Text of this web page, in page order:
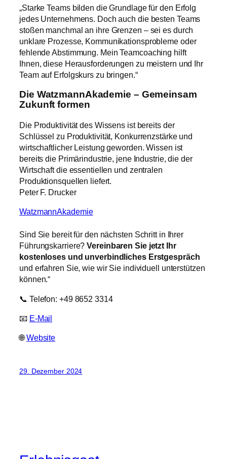
„Starke Teams bilden die Grundlage für den Erfolg
jedes Unternehmens. Doch auch die besten Teams
stoßen manchmal an ihre Grenzen – sei es durch
unklare Prozesse, Kommunikationsprobleme oder
fehlende Abstimmung. Mein Teamcoaching hilft
Ihnen, diese Herausforderungen zu meistern und Ihr
Team auf Erfolgskurs zu bringen.“
Die WatzmannAkademie – Gemeinsam
Zukunft formen
Die Produktivität des Wissens ist bereits der
Schlüssel zu Produktivität, Konkurrenzstärke und
wirtschaftlicher Leistung geworden. Wissen ist
bereits die Primärindustrie, jene Industrie, die der
Wirtschaft die essentiellen und zentralen
Produktionsquellen liefert.
Peter F. Drucker
WatzmannAkademie
Sind Sie bereit für den nächsten Schritt in Ihrer
Führungskarriere?Vereinbaren Sie jetzt Ihr
kostenloses und unverbindliches Erstgespräch
und erfahren Sie, wie wir Sie individuell unterstützen
können.“
📞 Telefon: +49 8652 3314
📧 E-Mail
🌐Website
29. Dezember 2024